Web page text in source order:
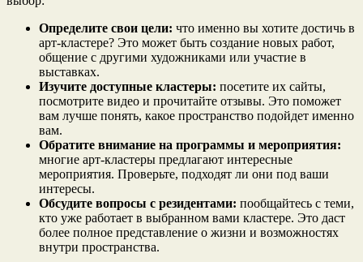
Определите свои цели: что именно вы хотите достичь в
арт-кластере? Это может быть создание новых работ,
общение с другими художниками или участие в
выставках.
Изучите доступные кластеры: посетите их сайты,
посмотрите видео и прочитайте отзывы. Это поможет
вам лучше понять, какое пространство подойдет именно
вам.
Обратите внимание на программы и мероприятия:
многие арт-кластеры предлагают интересные
мероприятия. Проверьте, подходят ли они под ваши
интересы.
Обсудите вопросы с резидентами: пообщайтесь с теми,
кто уже работает в выбранном вами кластере. Это даст
более полное представление о жизни и возможностях
внутри пространства.